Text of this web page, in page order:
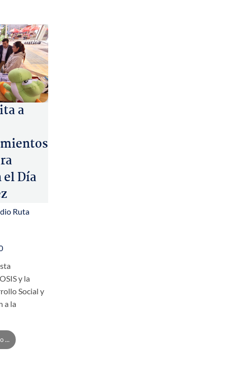
a
el Día
Ruta
y la
Social y
a la
...